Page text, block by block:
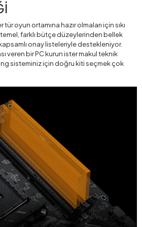
oyun ortamına hazır olmaları için sıkı
farklı bütçe düzeylerinden bellek
onay listeleriyle destekleniyor.
veren bir PC kurun ister makul teknik
sisteminiz için doğru kiti seçmek çok